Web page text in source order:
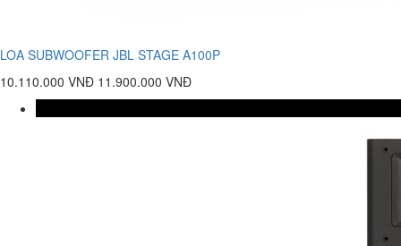
LOA SUBWOOFER JBL STAGE A100P
10.110.000 VNĐ 11.900.000 VNĐ